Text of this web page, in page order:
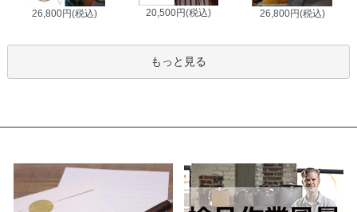
26,800円(税込) 20,500円(税込) 26,800円(税込)
もっと見る